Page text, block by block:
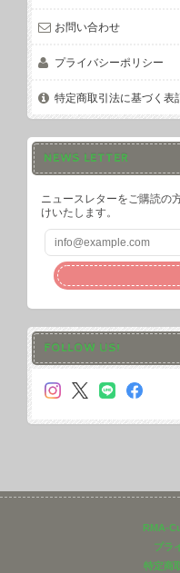
お問い合わせ
プライバシーポリシー
特定商取引法に基づく表
NEWS LETTER
ニュースレターをご購読の
けいたします。
FOLLOW US!
RMA-
プラ
特定商